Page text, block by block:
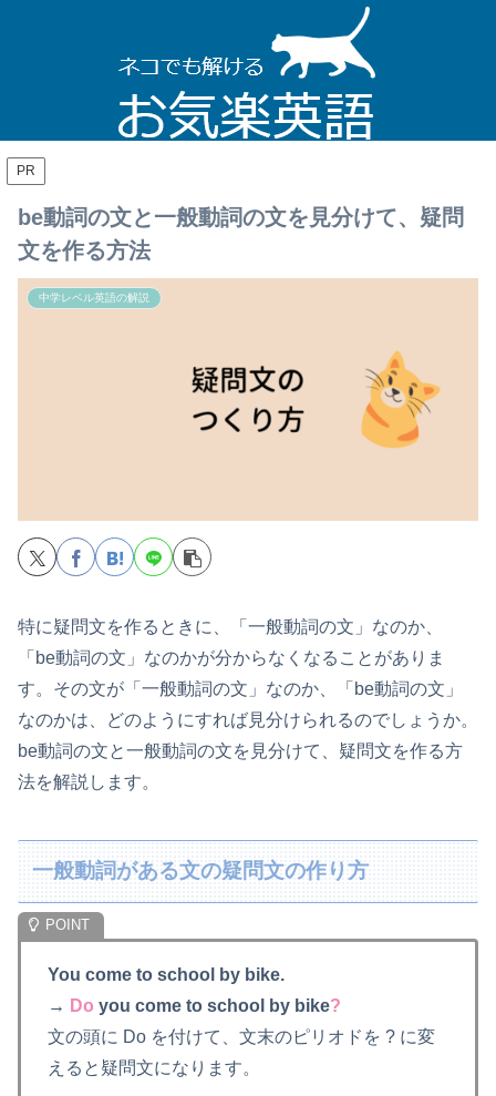
PR
be動詞の文と一般動詞の文を見分けて、疑問
文を作る方法
中学レベル英語の解説
特に疑問文を作るときに、「一般動詞の文」なのか、
「be動詞の文」なのかが分からなくなることがありま
す。その文が「一般動詞の文」なのか、「be動詞の文」
なのかは、どのようにすれば見分けられるのでしょうか。
be動詞の文と一般動詞の文を見分けて、疑問文を作る方
法を解説します。
一般動詞がある文の疑問文の作り方
You come to school by bike.
→ Do you come to school by bike?
文の頭に Do を付けて、文末のピリオドを ? に変
えると疑問文になります。